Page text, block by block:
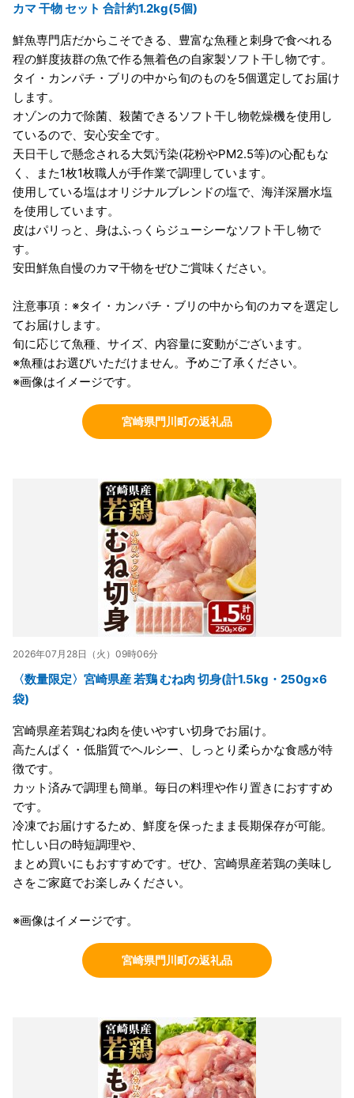
カマ 干物 セット 合計約1.2kg(5個)
鮮魚専門店だからこそできる、豊富な魚種と刺身で食べれる
程の鮮度抜群の魚で作る無着色の自家製ソフト干し物です。
タイ・カンパチ・ブリの中から旬のものを5個選定してお届け
します。
オゾンの力で除菌、殺菌できるソフト干し物乾燥機を使用し
ているので、安心安全です。
天日干しで懸念される大気汚染(花粉やPM2.5等)の心配もな
く、また1枚1枚職人が手作業で調理しています。
使用している塩はオリジナルブレンドの塩で、海洋深層水塩
を使用しています。
皮はパリっと、身はふっくらジューシーなソフト干し物で
す。
安田鮮魚自慢のカマ干物をぜひご賞味ください。
注意事項：※タイ・カンパチ・ブリの中から旬のカマを選定し
てお届けします。
旬に応じて魚種、サイズ、内容量に変動がございます。
※魚種はお選びいただけません。予めご了承ください。
※画像はイメージです。
宮崎県門川町の返礼品
2026年07月28日（火）09時06分
〈数量限定〉宮崎県産 若鶏 むね肉 切身(計1.5kg・250g×6
袋)
宮崎県産若鶏むね肉を使いやすい切身でお届け。
高たんぱく・低脂質でヘルシー、しっとり柔らかな食感が特
徴です。
カット済みで調理も簡単。毎日の料理や作り置きにおすすめ
です。
冷凍でお届けするため、鮮度を保ったまま長期保存が可能。
忙しい日の時短調理や、
まとめ買いにもおすすめです。ぜひ、宮崎県産若鶏の美味し
さをご家庭でお楽しみください。
※画像はイメージです。
宮崎県門川町の返礼品